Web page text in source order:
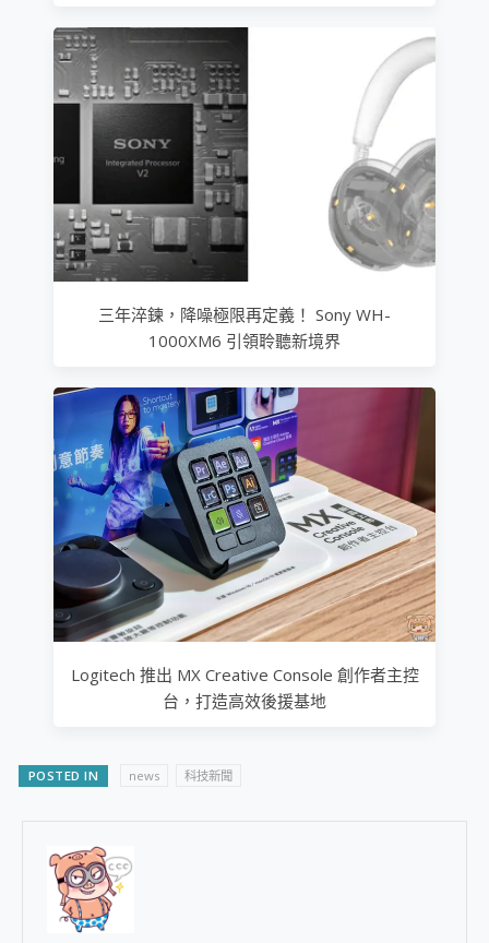
三年淬鍊，降噪極限再定義！ Sony WH-
1000XM6 引領聆聽新境界
Logitech 推出 MX Creative Console 創作者主控
台，打造高效後援基地
POSTED IN news 科技新聞